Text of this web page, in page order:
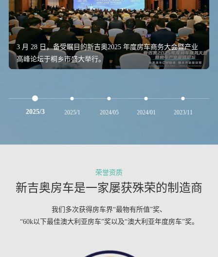
3 月 28 日，备受瞩目的新吉奥2025 年度房车商务大会暨产业
高峰论坛于桐乡市盛大举行。
2025/3 2025/1 2024/05 2024/01 2023/11
荣誉资质
新吉奥房车是一家屡获殊荣的制造商
我们多次获得房车界“最物有所值”奖、
“60k以下最佳澳大利亚房车”奖以及“澳大利亚年度房车”奖。